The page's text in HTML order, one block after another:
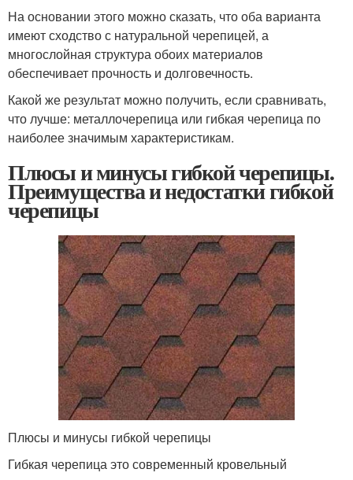
На основании этого можно сказать, что оба варианта
имеют сходство с натуральной черепицей, а
многослойная структура обоих материалов
обеспечивает прочность и долговечность.
Какой же результат можно получить, если сравнивать,
что лучше: металлочерепица или гибкая черепица по
наиболее значимым характеристикам.
Плюсы и минусы гибкой черепицы.
Преимущества и недостатки гибкой
черепицы
Плюсы и минусы гибкой черепицы
Гибкая черепица это современный кровельный